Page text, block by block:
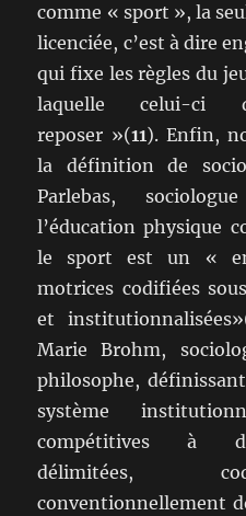
comme « sport », la
licenciée, c’est à dire
qui fixe les règles du
laquelle celui-ci
reposer »(11). Enfin,
la définition de
Parlebas,
l’éducation physique
le sport est un «
motrices codifiées
et
Marie Brohm,
philosophe,
système
compétitives à
délimitées,
conventionnellement